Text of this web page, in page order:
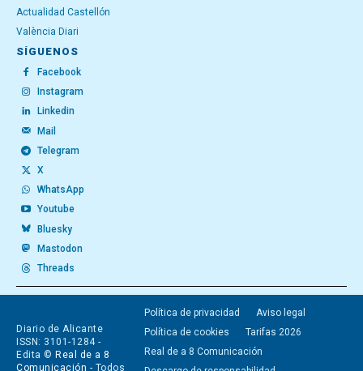
Actualidad Castellón
València Diari
SÍGUENOS
Facebook
Instagram
Linkedin
Mail
Telegram
X
WhatsApp
Youtube
Bluesky
Mastodon
Threads
Diario de Alicante
ISSN: 3101-1284 -
Edita © Real de a 8
Comunicación - Todos
Política de privacidad
Aviso legal
Política de cookies
Tarifas 2026
Real de a 8 Comunicación